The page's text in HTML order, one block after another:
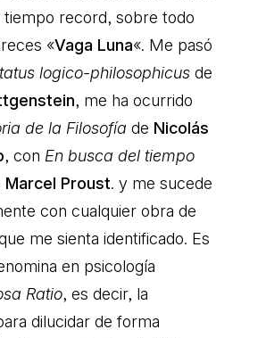
tiempo record, sobre todo
«Vaga Luna«. Me pasó
logico-philosophicus de
, me ha ocurrido
de la Filosofía de Nicolás
, con En busca del tiempo
Marcel Proust. y me sucede
con cualquier obra de
me sienta identificado. Es
en psicología
Ratio, es decir, la
dilucidar de forma